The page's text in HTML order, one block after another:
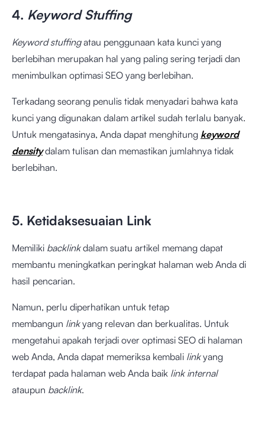
4. Keyword Stuffing
Keyword stuffingatau penggunaan kata kunci yang
berlebihan merupakan hal yang paling sering terjadi dan
menimbulkan optimasi SEO yang berlebihan.
Terkadang seorang penulis tidak menyadari bahwa kata
kunci yang digunakan dalam artikel sudah terlalu banyak.
Untuk mengatasinya, Anda dapat menghitung keyword
densitydalam tulisan dan memastikan jumlahnya tidak
berlebihan.
5. Ketidaksesuaian Link
Memiliki backlinkdalam suatu artikel memang dapat
membantu meningkatkan peringkat halaman web Anda di
hasil pencarian.
Namun, perlu diperhatikan untuk tetap
membangun linkyang relevan dan berkualitas. Untuk
mengetahui apakah terjadi over optimasi SEO di halaman
web Anda, Anda dapat memeriksa kembali linkyang
terdapat pada halaman web Anda baik link internal
ataupun backlink.